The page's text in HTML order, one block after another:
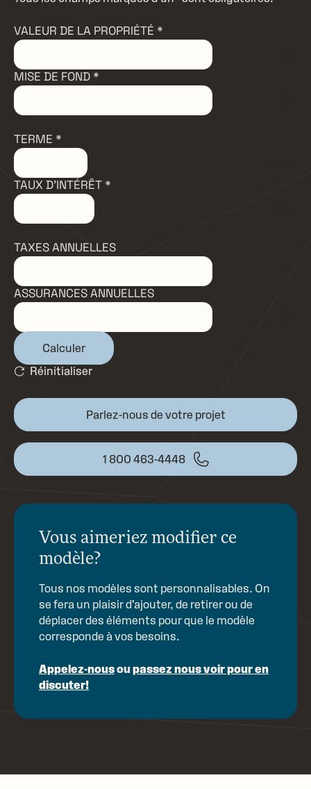
VALEUR DE LA PROPRIÉTÉ *
MISE DE FOND *
TERME *
TAUX D'INTÉRÊT *
TAXES ANNUELLES
ASSURANCES ANNUELLES
Réinitialiser
Calculer
Parlez-nous de votre projet
1 800 463-4448
Vous aimeriez modifier ce
modèle?
Tous nos modèles sont personnalisables. On
se fera un plaisir d’ajouter, de retirer ou de
déplacer des éléments pour que le modèle
corresponde à vos besoins.
Appelez-nousoupassez nous voir pouren
discuter!